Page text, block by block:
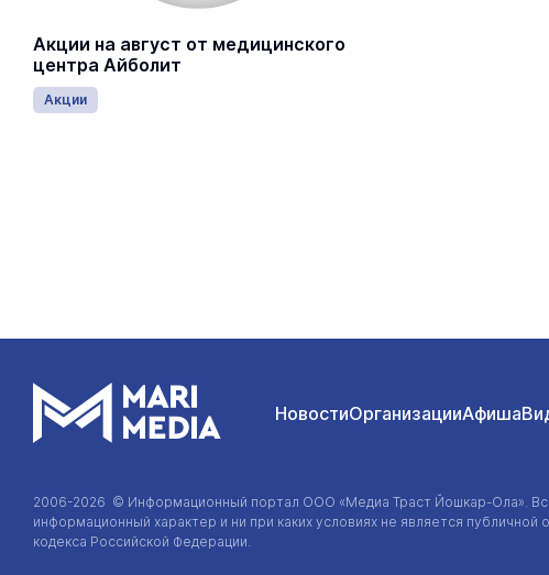
Акции на август от медицинского
центра Айболит
Акции
НовостиОрганизацииАфиша
2006-2026 © Информационный портал ООО «Медиа Траст Йошкар-Ола».
информационный характер и ни при каких условиях не является
кодекса Российской Федерации.